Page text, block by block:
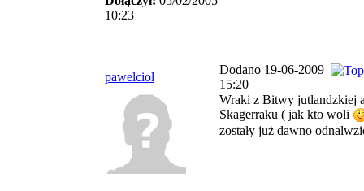
10:23
pawelciol
Dodano 19-06-2009
15:20
Wraki z Bitwy jutlandzkiej
Skagerraku ( jak kto woli
zostały już dawno